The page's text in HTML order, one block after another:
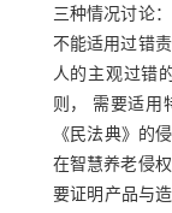
三种情况讨论
不能适用过错
人的主观过错
则， 需要适用
《民法典》的
在智慧养老侵
要证明产品与